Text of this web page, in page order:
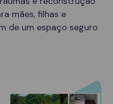
mães, filhas e
de um espaço seguro